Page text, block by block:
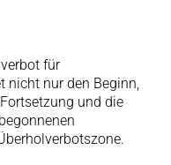
für
nicht nur den Beginn,
und die